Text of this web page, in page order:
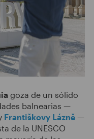
goza de un sólido
balnearias —
Františkovy Lázně —
de la UNESCO